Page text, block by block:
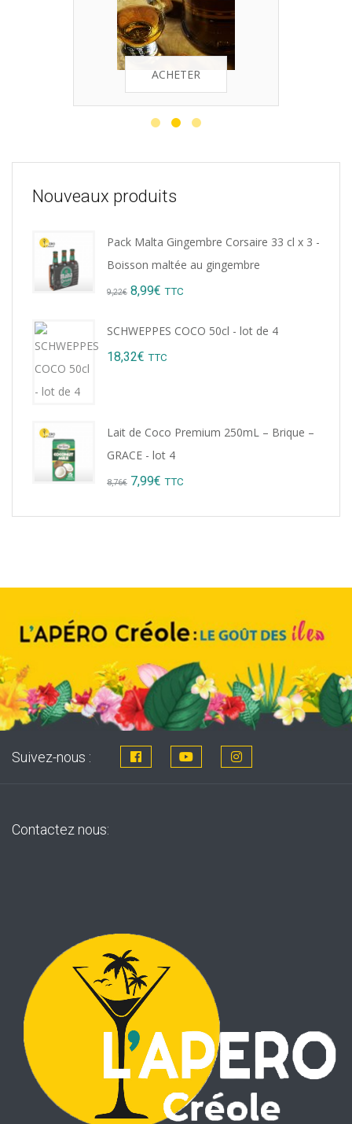
ACHETER
Nouveaux produits
Pack Malta Gingembre Corsaire 33 cl x 3 -
Boisson maltée au gingembre
9,22€ Original
8,99€ Current
TTC
SCHWEPPES COCO 50cl - lot de 4
18,32€ TTC
Lait de Coco Premium 250mL – Brique –
GRACE - lot 4
8,76€ Original
7,99€ Current
TTC
Suivez-nous :
Contactez nous: